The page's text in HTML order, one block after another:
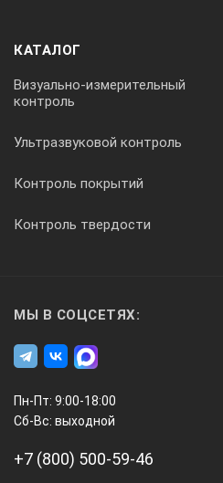
КАТАЛОГ
Визуально-измерительный
контроль
Ультразвуковой контроль
Контроль покрытий
Контроль твердости
МЫ В СОЦСЕТЯХ:
Пн-Пт: 9:00-18:00
Сб-Вс: выходной
+7 (800) 500-59-46